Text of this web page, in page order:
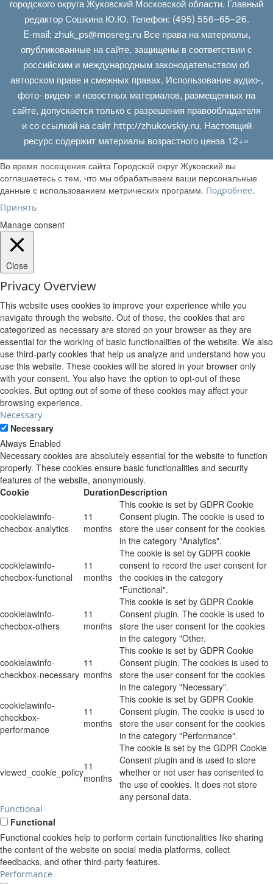
городского округа Жуковский Московской области. Главный
редактор Сошкина Ю.Ю. Телефон: (495) 556–65–26.
E‑mail: zhuk_ps@mosreg.ruВсе права на материалы,
опубликованные на сайте, защищены в соответствии с
российским и международным законодательством об
авторском праве и смежных правах. Использование аудио-,
фото- видео- и новостных материалов, размещенных на
сайте, допускается только с разрешения правообладателя
и со ссылкой на сайт http://zhukovskiy.ru. Настоящий
ресурс содержит материалы возрастного ценза 12+»
Во время посещения сайта Городской округ Жуковский вы
соглашаетесь с тем, что мы обрабатываем ваши персональные
данные с использованием метрических программ. Подробнее.
Принять
Manage consent
Close
Privacy Overview
This website uses cookies to improve your experience while you
navigate through the website. Out of these, the cookies that are
categorized as necessary are stored on your browser as they are
essential for the working of basic functionalities of the website. We also
use third-party cookies that help us analyze and understand how you
use this website. These cookies will be stored in your browser only
with your consent. You also have the option to opt-out of these
cookies. But opting out of some of these cookies may affect your
browsing experience.
Necessary
Necessary
Always Enabled
Necessary cookies are absolutely essential for the website to function
properly. These cookies ensure basic functionalities and security
features of the website, anonymously.
Cookie
DurationDescription
cookielawinfo-
checbox-analytics
11
months
This cookie is set by GDPR Cookie
Consent plugin. The cookie is used to
store the user consent for the cookies
in the category "Analytics".
cookielawinfo-
checbox-functional
11
months
The cookie is set by GDPR cookie
consent to record the user consent for
the cookies in the category
"Functional".
cookielawinfo-
checbox-others
11
months
This cookie is set by GDPR Cookie
Consent plugin. The cookie is used to
store the user consent for the cookies
in the category "Other.
cookielawinfo-
checkbox-necessary
11
months
This cookie is set by GDPR Cookie
Consent plugin. The cookies is used to
store the user consent for the cookies
in the category "Necessary".
cookielawinfo-
checkbox-
performance
11
months
This cookie is set by GDPR Cookie
Consent plugin. The cookie is used to
store the user consent for the cookies
in the category "Performance".
viewed_cookie_policy11
months
The cookie is set by the GDPR Cookie
Consent plugin and is used to store
whether or not user has consented to
the use of cookies. It does not store
any personal data.
Functional
Functional
Functional cookies help to perform certain functionalities like sharing
the content of the website on social media platforms, collect
feedbacks, and other third-party features.
Performance